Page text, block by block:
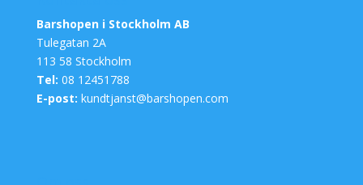
Barshopen i Stockholm AB
Tulegatan 2A
113 58 Stockholm
Tel: 08 12451788
E-post: kundtjanst@barshopen.com